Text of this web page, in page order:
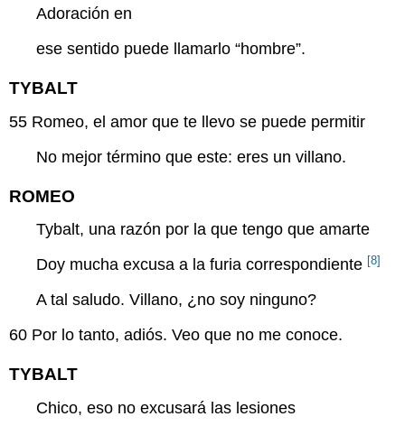
Adoración en
ese sentido puede llamarlo “hombre”.
TYBALT
55 Romeo, el amor que te llevo se puede permitir
No mejor término que este: eres un villano.
ROMEO
Tybalt, una razón por la que tengo que amarte
Doy mucha excusa a la furia correspondiente [8]
A tal saludo. Villano, ¿no soy ninguno?
60 Por lo tanto, adiós. Veo que no me conoce.
TYBALT
Chico, eso no excusará las lesiones